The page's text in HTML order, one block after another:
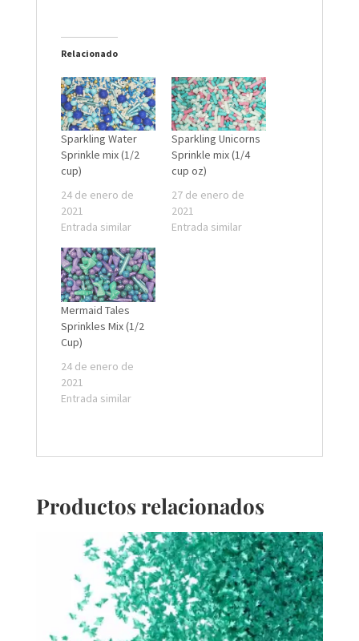
Relacionado
Sparkling Water
Sprinkle mix (1/2
cup)
24 de enero de
2021
Entrada similar
Sparkling Unicorns
Sprinkle mix (1/4
cup oz)
27 de enero de
2021
Entrada similar
Mermaid Tales
Sprinkles Mix (1/2
Cup)
24 de enero de
2021
Entrada similar
Productos relacionados